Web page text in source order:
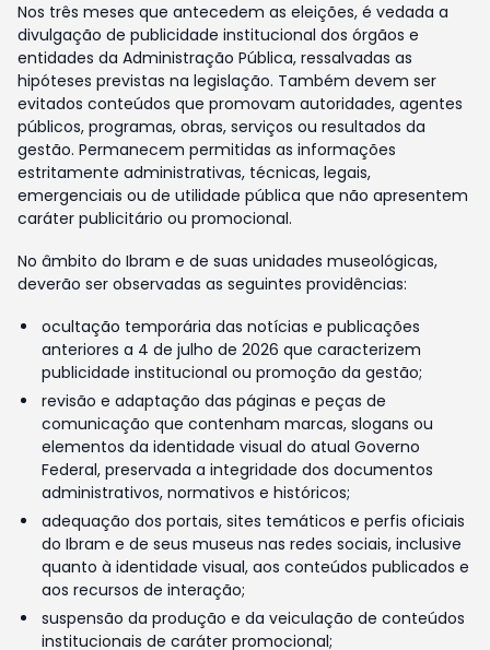
Nos três meses que antecedem as eleições, é vedada a
divulgação de publicidade institucional dos órgãos e
entidades da Administração Pública, ressalvadas as
hipóteses previstas na legislação. Também devem ser
evitados conteúdos que promovam autoridades, agentes
públicos, programas, obras, serviços ou resultados da
gestão. Permanecem permitidas as informações
estritamente administrativas, técnicas, legais,
emergenciais ou de utilidade pública que não apresentem
caráter publicitário ou promocional.
No âmbito do Ibram e de suas unidades museológicas,
deverão ser observadas as seguintes providências:
ocultação temporária das notícias e publicações
anteriores a 4 de julho de 2026 que caracterizem
publicidade institucional ou promoção da gestão;
revisão e adaptação das páginas e peças de
comunicação que contenham marcas, slogans ou
elementos da identidade visual do atual Governo
Federal, preservada a integridade dos documentos
administrativos, normativos e históricos;
adequação dos portais, sites temáticos e perfis oficiais
do Ibram e de seus museus nas redes sociais, inclusive
quanto à identidade visual, aos conteúdos publicados e
aos recursos de interação;
suspensão da produção e da veiculação de conteúdos
institucionais de caráter promocional;